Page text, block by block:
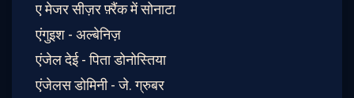
ए मेजर सीज़र फ़्रैंक में सोनाटा
एंगुइश - अल्बेनिज़
एंजेल देई - पिता डोनोस्तिया
एंजेलस डोमिनी - जे. ग्रुबर